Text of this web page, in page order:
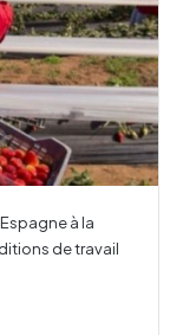
à la
de travail